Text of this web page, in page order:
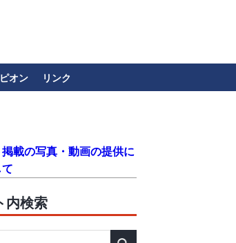
オン リンク
載の写真・動画の提供に
内検索